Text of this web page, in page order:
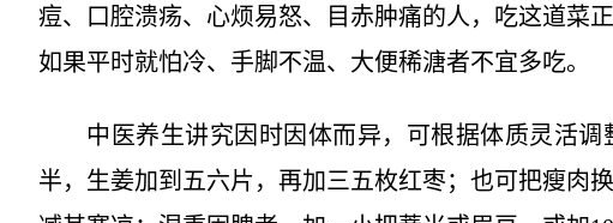
痘、口腔溃疡、心烦易怒、目赤肿痛的人，吃这道菜
如果平时就怕冷、手脚不温、大便稀溏者不宜多吃。
中医养生讲究因时因体而异，可根据体质灵活
半，生姜加到五六片，再加三五枚红枣；也可把瘦肉